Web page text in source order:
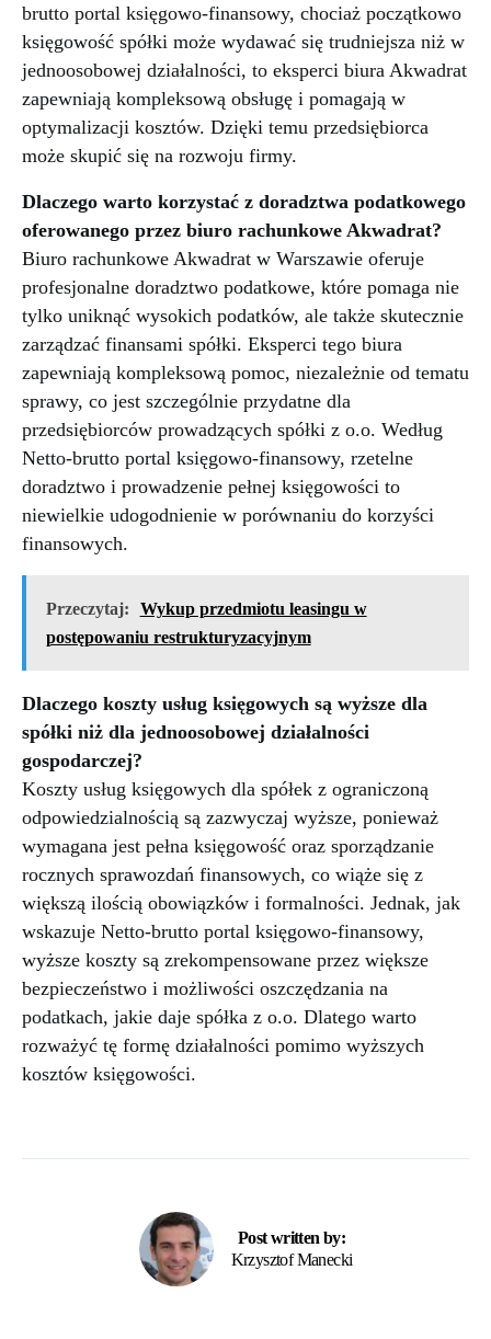
brutto portal księgowo-finansowy, chociaż początkowo
księgowość spółki może wydawać się trudniejsza niż w
jednoosobowej działalności, to eksperci biura Akwadrat
zapewniają kompleksową obsługę i pomagają w
optymalizacji kosztów. Dzięki temu przedsiębiorca
może skupić się na rozwoju firmy.
Dlaczego warto korzystać z doradztwa podatkowego
oferowanego przez biuro rachunkowe Akwadrat?
Biuro rachunkowe Akwadrat w Warszawie oferuje
profesjonalne doradztwo podatkowe, które pomaga nie
tylko uniknąć wysokich podatków, ale także skutecznie
zarządzać finansami spółki. Eksperci tego biura
zapewniają kompleksową pomoc, niezależnie od tematu
sprawy, co jest szczególnie przydatne dla
przedsiębiorców prowadzących spółki z o.o. Według
Netto-brutto portal księgowo-finansowy, rzetelne
doradztwo i prowadzenie pełnej księgowości to
niewielkie udogodnienie w porównaniu do korzyści
finansowych.
Przeczytaj:
Wykup przedmiotu leasingu w
postępowaniu restrukturyzacyjnym
Dlaczego koszty usług księgowych są wyższe dla
spółki niż dla jednoosobowej działalności
gospodarczej?
Koszty usług księgowych dla spółek z ograniczoną
odpowiedzialnością są zazwyczaj wyższe, ponieważ
wymagana jest pełna księgowość oraz sporządzanie
rocznych sprawozdań finansowych, co wiąże się z
większą ilością obowiązków i formalności. Jednak, jak
wskazuje Netto-brutto portal księgowo-finansowy,
wyższe koszty są zrekompensowane przez większe
bezpieczeństwo i możliwości oszczędzania na
podatkach, jakie daje spółka z o.o. Dlatego warto
rozważyć tę formę działalności pomimo wyższych
kosztów księgowości.
Post written by:
Krzysztof Manecki